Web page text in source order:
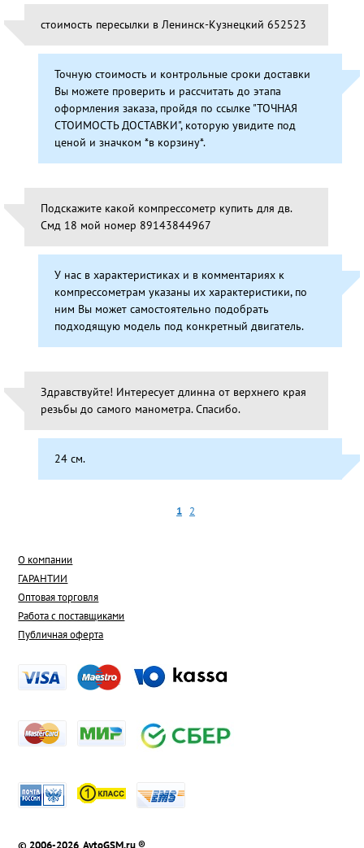
стоимость пересылки в Ленинск-Кузнецкий 652523
Точную стоимость и контрольные сроки доставки
Вы можете проверить и рассчитать до этапа
оформления заказа, пройдя по ссылке "ТОЧНАЯ
СТОИМОСТЬ ДОСТАВКИ", которую увидите под
ценой и значком *в корзину*.
Подскажите какой компрессометр купить для дв.
Смд 18 мой номер 89143844967
У нас в характеристиках и в комментариях к
компрессометрам указаны их характеристики, по
ним Вы может самостоятельно подобрать
подходящую модель под конкретный двигатель.
Здравствуйте! Интересует длинна от верхнего края
резьбы до самого манометра. Спасибо.
24 см.
1 2
О компании
ГАРАНТИИ
Оптовая торговля
Работа с поставщиками
Публичная оферта
© 2006-2026 AvtoGSM.ru ®